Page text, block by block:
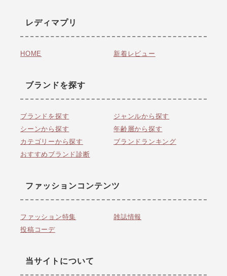
レディマプリ
HOME 新着レビュー
ブランドを探す
ブランドを探す
ジャンルから探す
シーンから探す
年齢層から探す
カテゴリーから探す
ブランドランキング
おすすめブランド診断
ファッションコンテンツ
ファッション特集
雑誌情報
投稿コーデ
当サイトについて